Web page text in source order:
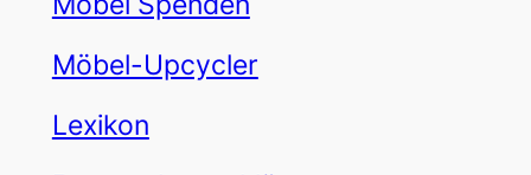
Möbel-Upcycler
Lexikon